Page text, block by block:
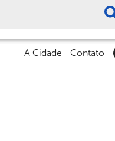
A Cidade Contato